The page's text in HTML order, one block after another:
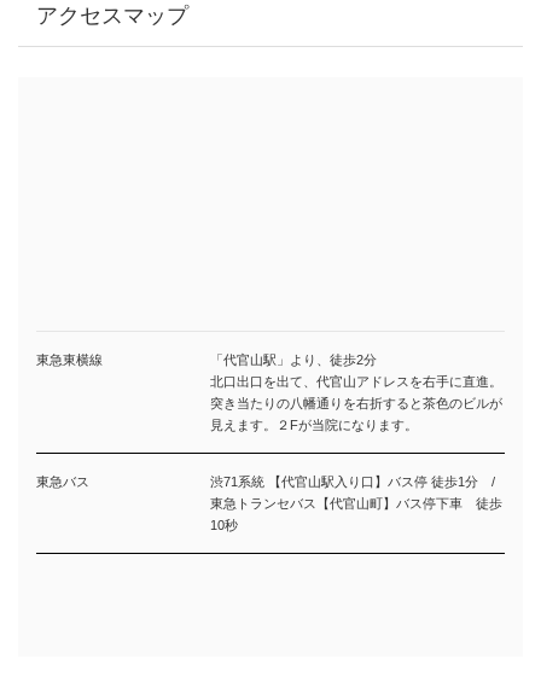
アクセスマップ
東急東横線
「代官山駅」より、徒歩2分
北口出口を出て、代官山アドレスを右手に直進。
突き当たりの八幡通りを右折すると茶色のビルが
見えます。２Fが当院になります。
東急バス
渋71系統 【代官山駅入り口】バス停 徒歩1分 /
東急トランセバス【代官山町】バス停下車 徒歩
10秒